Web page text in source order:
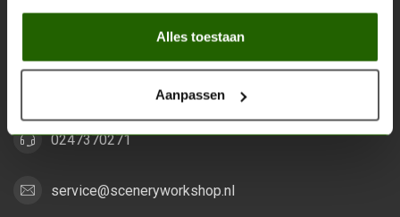
Alles toestaan
Aanpassen
Grootstalselaan 46
6533 KK Nijmegen
0247370271
service@sceneryworkshop.nl